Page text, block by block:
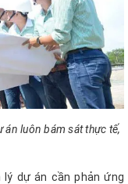
án luôn bám sát thực tế,
dự án cần phản ứng